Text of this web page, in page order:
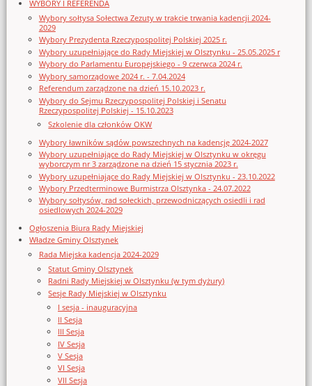
WYBORY I REFERENDA
Wybory sołtysa Sołectwa Zezuty w trakcie trwania kadencji 2024-
2029
Wybory Prezydenta Rzeczypospolitej Polskiej 2025 r.
Wybory uzupełniające do Rady Miejskiej w Olsztynku - 25.05.2025 r
Wybory do Parlamentu Europejskiego - 9 czerwca 2024 r.
Wybory samorządowe 2024 r. - 7.04.2024
Referendum zarządzone na dzień 15.10.2023 r.
Wybory do Sejmu Rzeczypospolitej Polskiej i Senatu
Rzeczypospolitej Polskiej - 15.10.2023
Szkolenie dla członków OKW
Wybory ławników sądów powszechnych na kadencję 2024-2027
Wybory uzupełniające do Rady Miejskiej w Olsztynku w okręgu
wyborczym nr 3 zarządzone na dzień 15 stycznia 2023 r.
Wybory uzupełniające do Rady Miejskiej w Olsztynku - 23.10.2022
Wybory Przedterminowe Burmistrza Olsztynka - 24.07.2022
Wybory sołtysów, rad sołeckich, przewodniczących osiedli i rad
osiedlowych 2024-2029
Ogłoszenia Biura Rady Miejskiej
Władze Gminy Olsztynek
Rada Miejska kadencja 2024-2029
Statut Gminy Olsztynek
Radni Rady Miejskiej w Olsztynku (w tym dyżury)
Sesje Rady Miejskiej w Olsztynku
I sesja - inauguracyjna
II Sesja
III Sesja
IV Sesja
V Sesja
VI Sesja
VII Sesja